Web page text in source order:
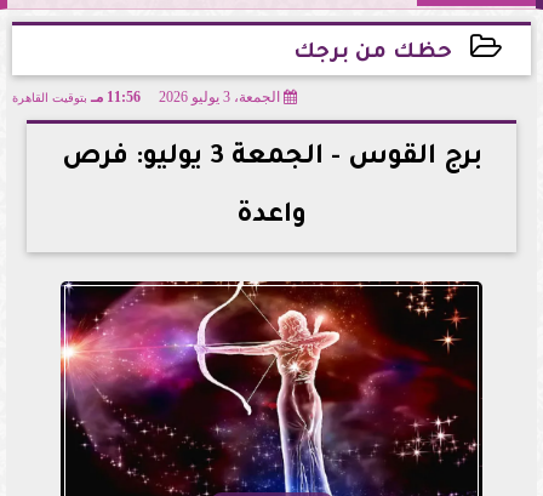
حظك من برجك
الجمعة، 3 يوليو 2026 11:56 مـ بتوقيت القاهرة
برج القوس - الجمعة 3 يوليو: فرص
واعدة